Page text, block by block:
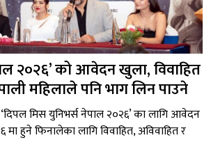
२०२६’ को आवेदन खुला, विवाहित
महिलाले पनि भाग लिन पाउने
मिस युनिभर्स नेपाल २०२६’ का लागि आवेदन
हुने फिनालेका लागि विवाहित, अविवाहित र